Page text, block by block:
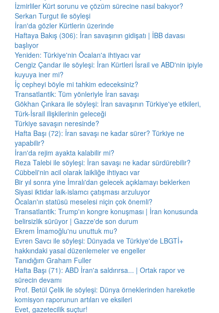
İzmirliler Kürt sorunu ve çözüm sürecine nasıl bakıyor?
Serkan Turgut ile söyleşi
İran'da gözler Kürtlerin üzerinde
Haftaya Bakış (306): İran savaşının gidişatı | İBB davası
başlıyor
Yeniden: Türkiye'nin Öcalan'a ihtiyacı var
Cengiz Çandar ile söyleşi: İran Kürtleri İsrail ve ABD'nin ipiyle
kuyuya iner mi?
İç cepheyi böyle mi tahkim edeceksiniz?
Transatlantik: Tüm yönleriyle İran savaşı
Gökhan Çınkara ile söyleşi: İran savaşının Türkiye'ye etkileri,
Türk-İsrail ilişkilerinin geleceği
Türkiye savaşın neresinde?
Hafta Başı (72): İran savaşı ne kadar sürer? Türkiye ne
yapabilir?
İran'da rejim ayakta kalabilir mi?
Reza Talebi ile söyleşi: İran savaşı ne kadar sürdürebilir?
Cübbeli'nin acil olarak laikliğe ihtiyacı var
Bir yıl sonra yine İmralı'dan gelecek açıklamayı beklerken
Siyasi iktidar laik-islamcı çatışması arzuluyor
Öcalan'ın statüsü meselesi niçin çok önemli?
Transatlantik: Trump'ın kongre konuşması | İran konusunda
belirsizlik sürüyor | Gazze'de son durum
Ekrem İmamoğlu'nu unuttuk mu?
Evren Savcı ile söyleşi: Dünyada ve Türkiye'de LBGTİ+
hakkındaki yasal düzenlemeler ve engeller
Tanıdığım Graham Fuller
Hafta Başı (71): ABD İran'a saldırırsa... | Ortak rapor ve
sürecin devamı
Prof. Betül Çelik ile söyleşi: Dünya örneklerinden hareketle
komisyon raporunun artıları ve eksileri
Evet, gazetecilik suçtur!